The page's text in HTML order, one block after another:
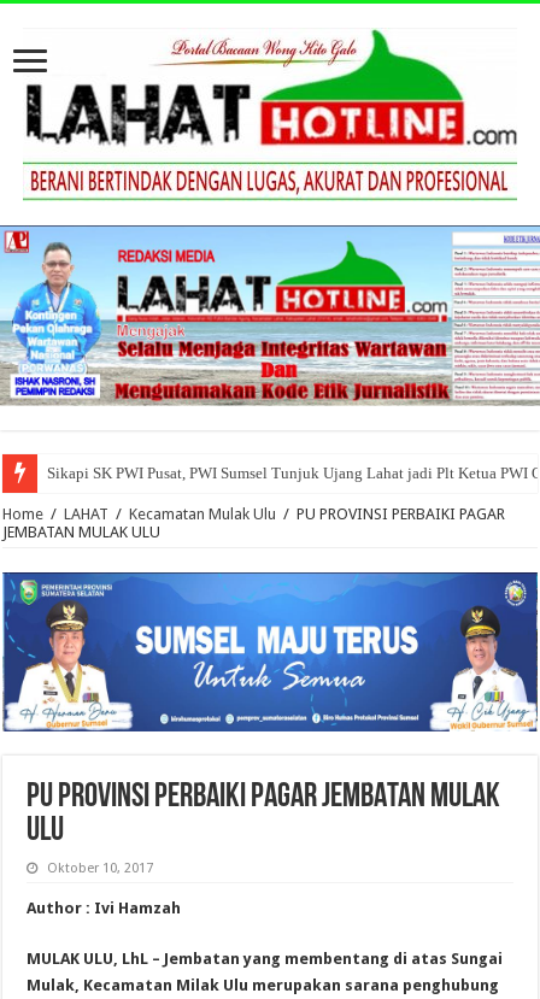
Sikapi SK PWI Pusat, PWI Sumsel Tunjuk Ujang Lahat jadi Plt Ketua PWI
Home / LAHAT / Kecamatan Mulak Ulu / PU PROVINSI PERBAIKI PAGAR
JEMBATAN MULAK ULU
PU PROVINSI PERBAIKI PAGAR JEMBATAN MULAK
ULU
Oktober 10, 2017
Author : Ivi Hamzah
MULAK ULU, LhL – Jembatan yang membentang di atas Sungai
Mulak, Kecamatan Milak Ulu merupakan sarana penghubung